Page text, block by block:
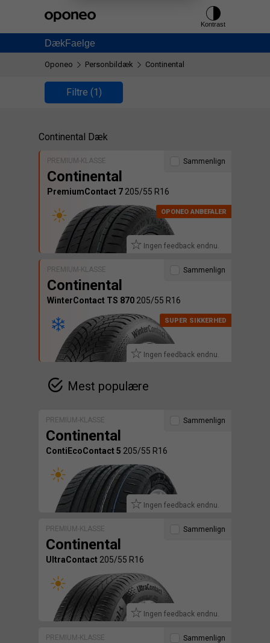
DækFaelge
Kontrast
Oponeo Personbildæk Continental
Filtre (1)
Continental Dæk
PREMIUM-KLASSE
Continental
PremiumContact 7 205/55 R16
Ingen feedback endnu.
Sammenlign
PREMIUM-KLASSE
Continental
WinterContact TS 870 205/55 R16
Ingen feedback endnu.
Sammenlign
Mest populære
PREMIUM-KLASSE
Continental
ContiEcoContact 5 205/55 R16
Ingen feedback endnu.
Sammenlign
PREMIUM-KLASSE
Continental
UltraContact 205/55 R16
Ingen feedback endnu.
Sammenlign
PREMIUM-KLASSE Sammenlign